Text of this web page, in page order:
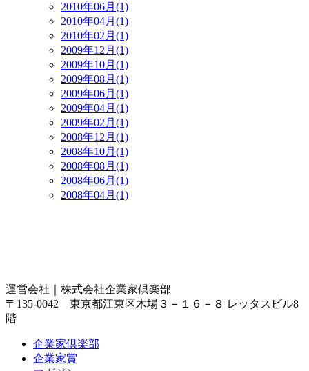
2010年06月(1)
2010年04月(1)
2010年02月(1)
2009年12月(1)
2009年10月(1)
2009年08月(1)
2009年06月(1)
2009年04月(1)
2009年02月(1)
2008年12月(1)
2008年10月(1)
2008年08月(1)
2008年06月(1)
2008年04月(1)
運営会社｜ 株式会社企業家倶楽部
〒135-0042 東京都江東区木場３－１６－８ レッタスビル8
階
企業家倶楽部
企業家賞